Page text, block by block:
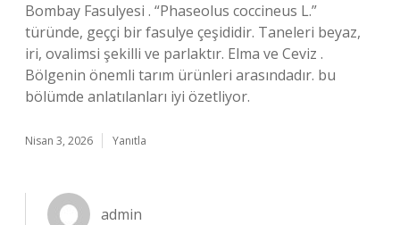
Bombay Fasulyesi . “Phaseolus coccineus L.”
türünde, geççi bir fasulye çeşididir. Taneleri beyaz,
iri, ovalimsi şekilli ve parlaktır. Elma ve Ceviz .
Bölgenin önemli tarım ürünleri arasındadır. bu
bölümde anlatılanları iyi özetliyor.
Nisan 3, 2026 Yanıtla
admin